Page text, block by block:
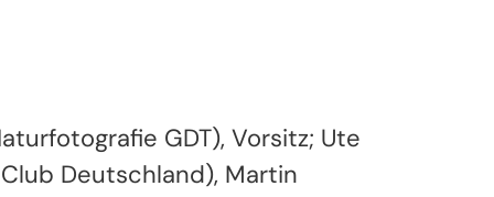
GDT), Vorsitz; Ute
Deutschland), Martin